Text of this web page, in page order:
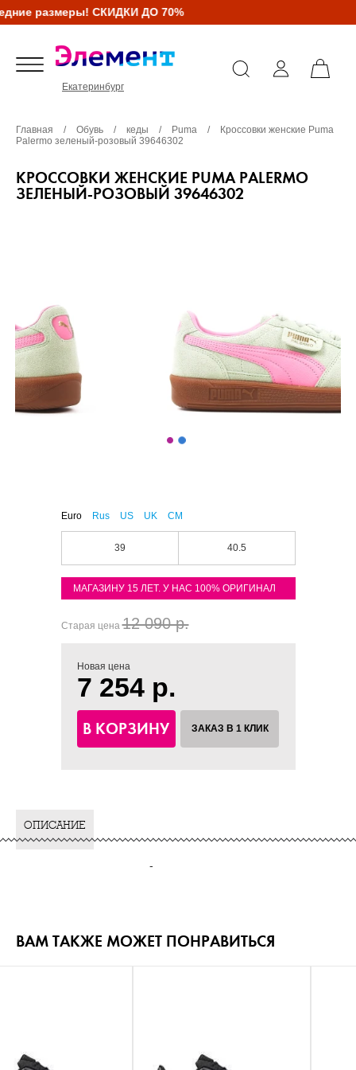
размеры! СКИДКИ ДО 70%
Екатеринбург
Главная / Обувь / кеды / Puma /
Кроссовки женские Puma
Palermo зеленый-розовый 39646302
КРОССОВКИ ЖЕНСКИЕ PUMA PALERMO
ЗЕЛЕНЫЙ-РОЗОВЫЙ 39646302
Euro Rus US UK CM
39 40.5
МАГАЗИНУ 15 ЛЕТ. У НАС 100% ОРИГИНАЛ
Старая цена12 090 р.
Новая цена
7 254 р.
В КОРЗИНУ ЗАКАЗ В 1 КЛИК
ОПИСАНИЕ
-
ВАМ ТАКЖЕ МОЖЕТ ПОНРАВИТЬСЯ